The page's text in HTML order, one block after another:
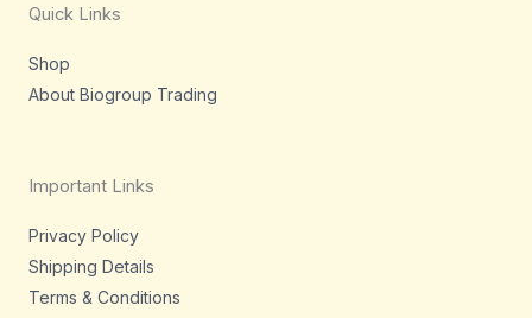
m
Quick Links
Shop
About Biogroup Trading
Important Links
Privacy Policy
Shipping Details
Terms & Conditions